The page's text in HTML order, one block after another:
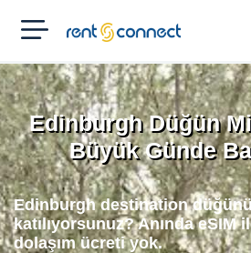
RENT'N
CONNECT
Edinburgh Düğün
Büyük Günde
Edinburgh destination
katılıyorsunuz? Anında eSIM
dolaşım ücreti yok.